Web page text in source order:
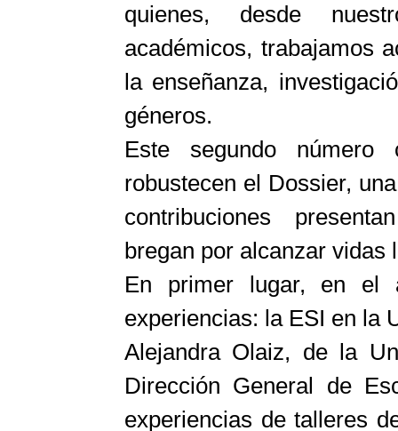
quienes, desde
académicos, trabajamos
la enseñanza,
géneros.
Este segundo
robustecen el Dossier,
contribuciones
bregan por alcanzar vidas
En primer lugar, en el
experiencias: la ESI en la
Alejandra Olaiz, de la
Dirección General de
experiencias de talleres